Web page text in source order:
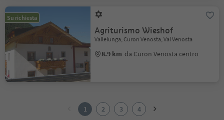
Su richiesta
Agriturismo Wieshof
Vallelunga, Curon Venosta, Val Venosta
8.9 km da Curon Venosta centro
1 2 3
4